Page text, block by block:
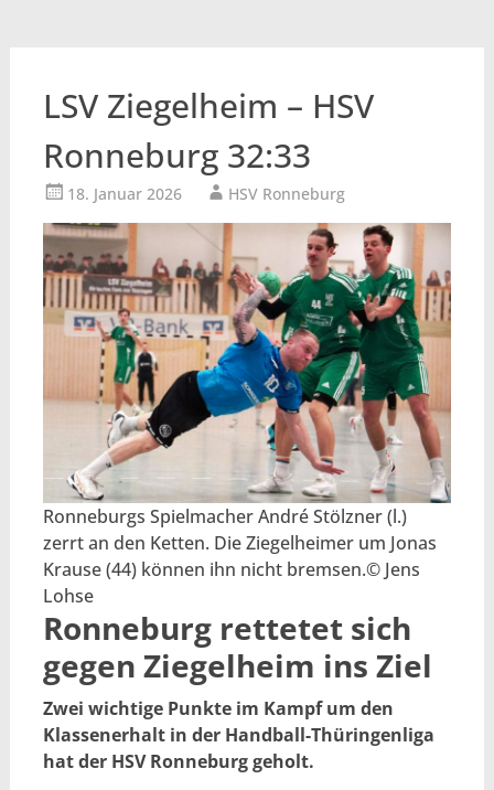
LSV Ziegelheim – HSV
Ronneburg 32:33
18. Januar 2026 HSV Ronneburg
Ronneburgs Spielmacher André Stölzner (l.)
zerrt an den Ketten. Die Ziegelheimer um Jonas
Krause (44) können ihn nicht bremsen.© Jens
Lohse
Ronneburg rettetet sich
gegen Ziegelheim ins Ziel
Zwei wichtige Punkte im Kampf um den
Klassenerhalt in der Handball-Thüringenliga
hat der HSV Ronneburg geholt.